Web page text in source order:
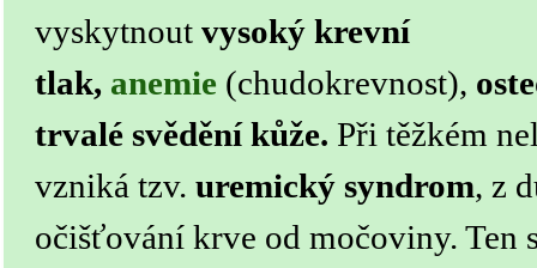
vyskytnout vysoký krevní
tlak, anemie (chudokrevnost),
trvalé svědění kůže. Při těžkém
vzniká tzv. uremický syndrom, z
očišťování krve od močoviny. Ten